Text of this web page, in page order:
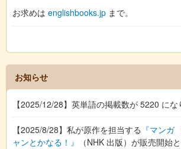
お求めは englishbooks.jp まで。
お知らせ
【2025/12/28】英単語の掲載数が 5220 にな
【2025/8/28】私が原作を担当する 『マン
ャンとかなる！』
（NHK 出版）が販売開始